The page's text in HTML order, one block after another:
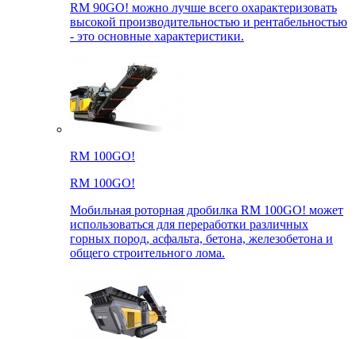
RM 90GO! можно лучше всего охарактеризовать
высокой производительностью и рентабельностью
- это основные характеристики.
RM 100GO!
RM 100GO!
Мобильная роторная дробилка RM 100GO! может
использоваться для переработки различных
горных пород, асфальта, бетона, железобетона и
общего строительного лома.